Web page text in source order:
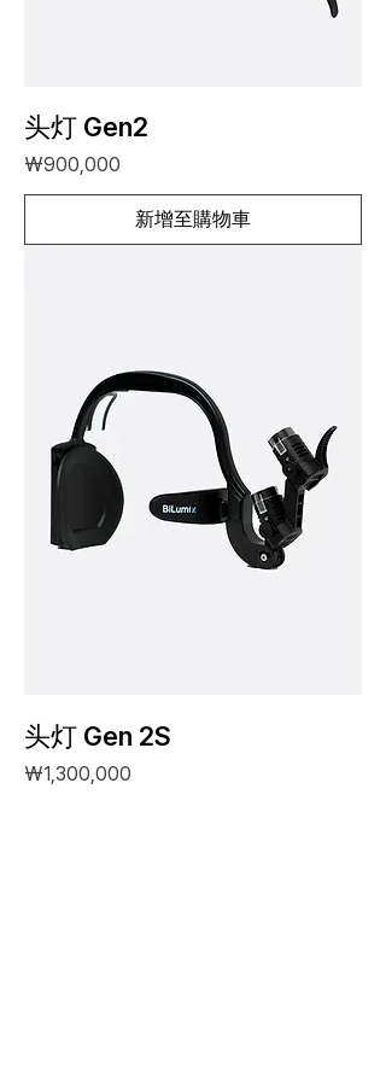
头灯 Gen2
價格
₩900,000
新增至購物車
头灯 Gen 2S
價格
₩1,300,000